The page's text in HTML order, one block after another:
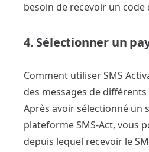
besoin de recevoir un code
4. Sélectionner un
Comment utiliser SMS
des messages de différents
Après avoir sélectionné un
plateforme SMS-Act, vous
depuis lequel recevoir le